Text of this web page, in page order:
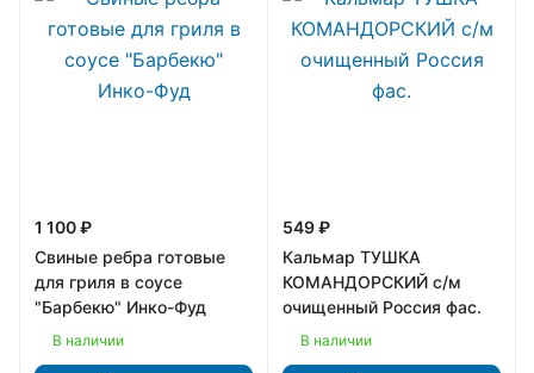
1 100 ₽
Свиные ребра готовые
для гриля в соусе
"Барбекю" Инко-Фуд
В наличии
549 ₽
Кальмар ТУШКА
КОМАНДОРСКИЙ с/м
очищенный Россия фас.
В наличии